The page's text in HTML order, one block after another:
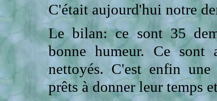
C'était aujourd'hui notre
Le bilan: ce sont 35
bonne humeur. Ce
nettoyés. C'est enfin
prêts à donner leur temps